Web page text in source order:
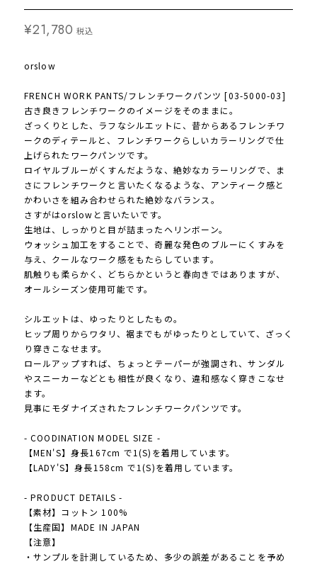
¥21,780 税込
orslow
FRENCH WORK PANTS/フレンチワークパンツ [03-5000-03]
古き良きフレンチワークのイメージをそのままに。
ざっくりとした、ラフなシルエットに、昔からあるフレンチワ
ークのディテールと、フレンチワークらしいカラーリングで仕
上げられたワークパンツです。
ロイヤルブルーがくすんだような、絶妙なカラーリングで、ま
さにフレンチワークと言いたくなるような、アンティーク感と
かわいさを組み合わせられた絶妙なバランス。
さすがはorslowと言いたいです。
生地は、しっかりと目が詰まったヘリンボーン。
ウォッシュ加工をすることで、奇麗な発色のブルーにくすみを
与え、クールなワーク感をもたらしています。
肌触りも柔らかく、どちらかというと春向きではありますが、
オールシーズン使用可能です。
シルエットは、ゆったりとしたもの。
ヒップ周りからワタリ、裾までもがゆったりとしていて、ざっく
り穿きこなせます。
ロールアップすれば、ちょっとテーパーが強調され、サンダル
やスニーカーなどとも相性が良くなり、違和感なく穿きこなせ
ます。
見事にモダナイズされたフレンチワークパンツです。
- COODINATION MODEL SIZE -
【MEN'S】身長167cm で1(S)を着用しています。
【LADY'S】身長158cm で1(S)を着用しています。
- PRODUCT DETAILS -
【素材】コットン 100%
【生産国】MADE IN JAPAN
【注意】
・サンプルを計測しているため、多少の誤差があることを予め